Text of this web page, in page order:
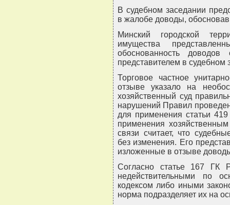
В судебном заседании
в жалобе доводы,
Минский городской
имущества
обоснованность
представителем в судебном
Торговое частное
отзыве указало на
хозяйственный суд
нарушений Правил
для применения статьи
применения
связи считает, что
без изменения. Его
изложенные в отзыве
Согласно статье 167 ГК
недействительными по
кодексом либо иными
норма подразделяет их на